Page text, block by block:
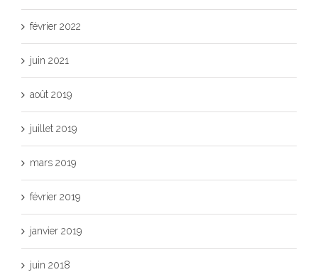
février 2022
juin 2021
août 2019
juillet 2019
mars 2019
février 2019
janvier 2019
juin 2018